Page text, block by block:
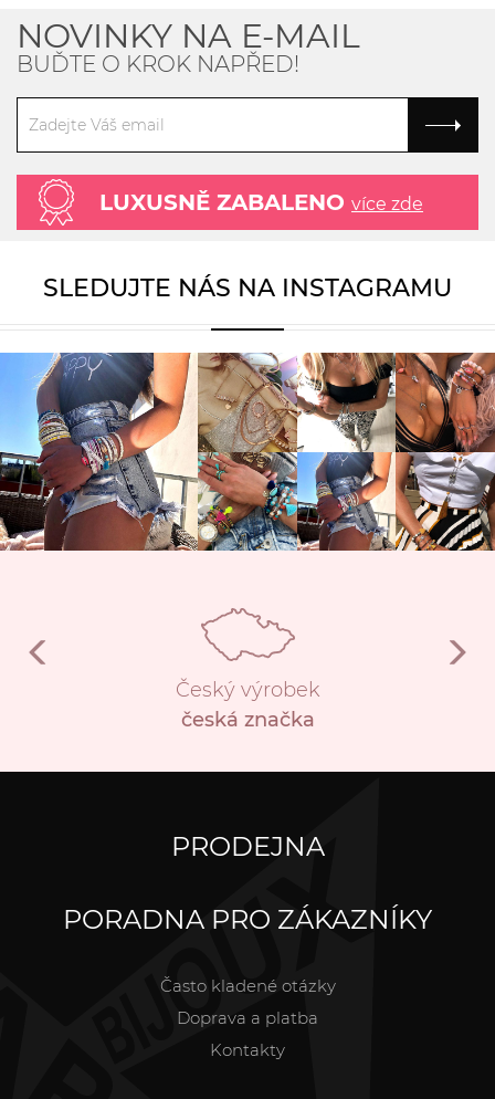
NOVINKY NA E-MAIL
BUĎTE O KROK NAPŘED!
LUXUSNĚ ZABALENO více zde
SLEDUJTE NÁS NA INSTAGRAMU
Český výrobek
česká značka
PRODEJNA
PORADNA PRO ZÁKAZNÍKY
Často kladené otázky
Doprava a platba
Kontakty